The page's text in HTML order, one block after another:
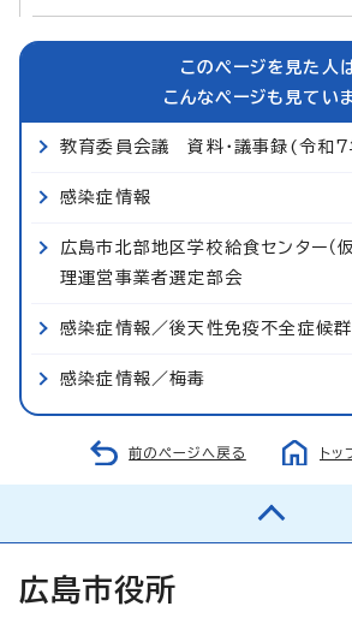
このページを見た人
こんなページも見てい
教育委員会議 資料・議事録(令和
感染症情報
広島市北部地区学校給食センター（
理運営事業者選定部会
感染症情報／後天性免疫不全症候群
感染症情報／梅毒
前のページへ戻る ト
広島市役所